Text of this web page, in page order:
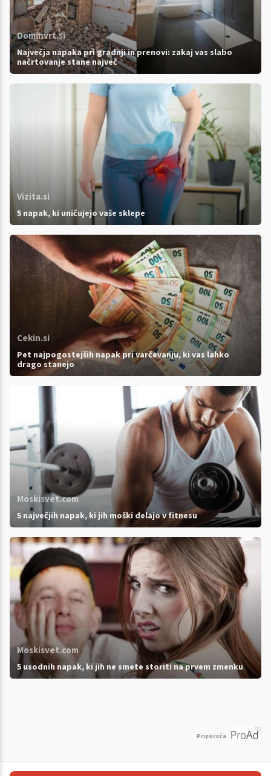
Dominvrt.si
Največja napaka pri gradnji in prenovi: zakaj vas slabo
načrtovanje stane največ
Vizita.si
5 napak, ki uničujejo vaše sklepe
Cekin.si
Pet najpogostejših napak pri varčevanju, ki vas lahko
drago stanejo
Moskisvet.com
5 največjih napak, ki jih moški delajo v fitnesu
Moskisvet.com
5 usodnih napak, ki jih ne smete storiti na prvem zmenku
Priporoča